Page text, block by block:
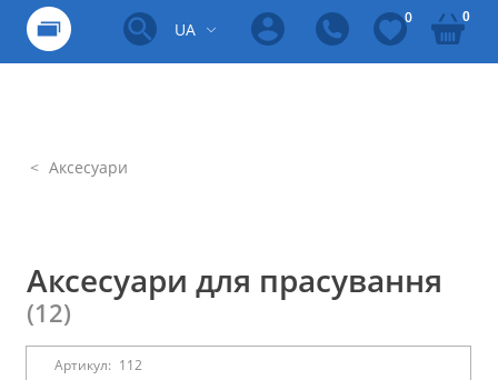
UA
0 0
Аксесуари
Аксесуари для прасування
(12)
Артикул: 112